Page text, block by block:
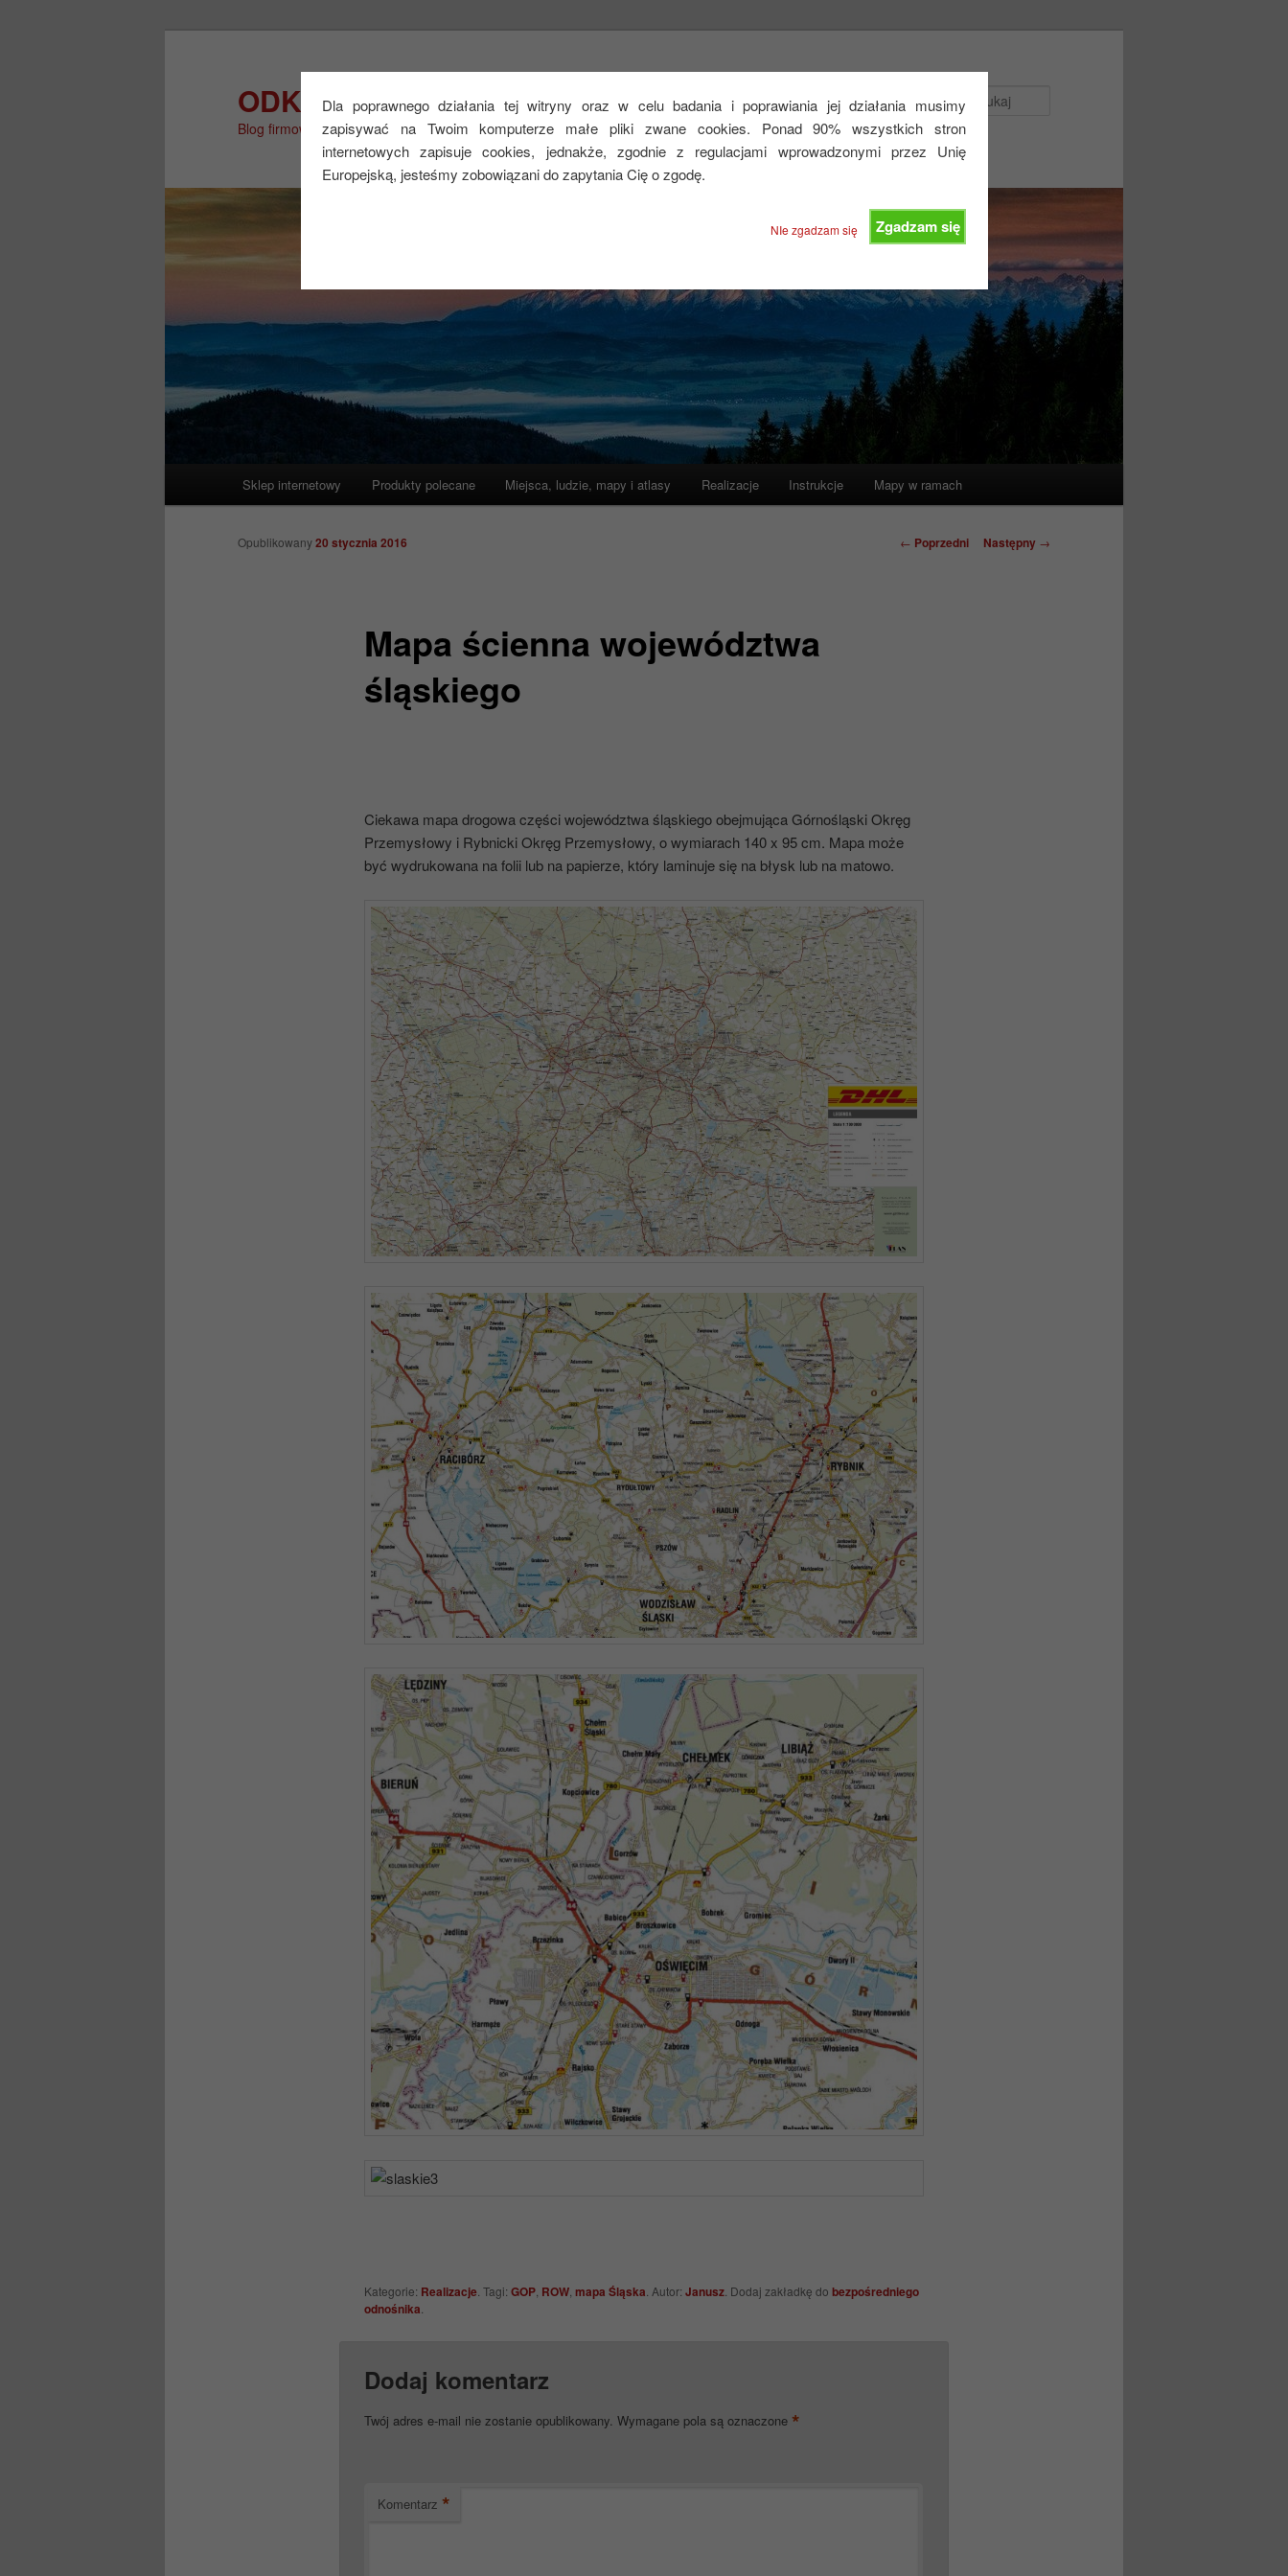
Dla poprawnego działania tej witryny oraz w celu badania i poprawiania jej działania musimy
zapisywać na Twoim komputerze małe pliki zwane cookies. Ponad 90% wszystkich stron
internetowych zapisuje cookies, jednakże, zgodnie z regulacjami wprowadzonymi przez Unię
Europejską, jesteśmy zobowiązani do zapytania Cię o zgodę.
Zgadzam się
NIe zgadzam się
ODKRYJ WIĘCEJ
Blog firmowy
Sklep internetowy Produkty polecane Miejsca, ludzie, mapy i atlasy Realizacje Instrukcje Mapy w ramach
Nawigacja
← Poprzedni Następny →
Mapa ścienna województwa
śląskiego
Opublikowany20 stycznia 2016
Ciekawa mapa drogowa części województwa śląskiego obejmująca Górnośląski Okręg
Przemysłowy i Rybnicki Okręg Przemysłowy, o wymiarach 140 x 95 cm. Mapa może
być wydrukowana na folii lub na papierze, który laminuje się na błysk lub na matowo.
Kategorie: Realizacje . Tagi: GOP, ROW, mapa Śląska . Autor: Janusz. Dodaj zakładkę do bezpośredniego
odnośnika
Dodaj komentarz
Twój adres e-mail nie zostanie opublikowany. Wymagane pola są oznaczone *
Komentarz *